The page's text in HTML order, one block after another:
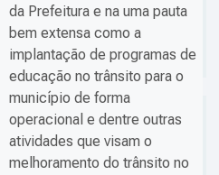
da Prefeitura e na uma pauta
bem extensa como a
implantação de programas de
educação no trânsito para o
município de forma
operacional e dentre outras
atividades que visam o
melhoramento do trânsito no